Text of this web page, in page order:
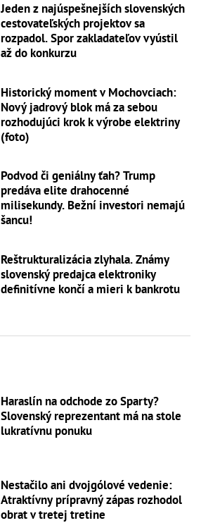
Jeden z najúspešnejších slovenských
cestovateľských projektov sa
rozpadol. Spor zakladateľov vyústil
až do konkurzu
Historický moment v Mochovciach:
Nový jadrový blok má za sebou
rozhodujúci krok k výrobe elektriny
(foto)
Podvod či geniálny ťah? Trump
predáva elite drahocenné
milisekundy. Bežní investori nemajú
šancu!
Reštrukturalizácia zlyhala. Známy
slovenský predajca elektroniky
definitívne končí a mieri k bankrotu
Haraslín na odchode zo Sparty?
Slovenský reprezentant má na stole
lukratívnu ponuku
Nestačilo ani dvojgólové vedenie:
Atraktívny prípravný zápas rozhodol
obrat v tretej tretine